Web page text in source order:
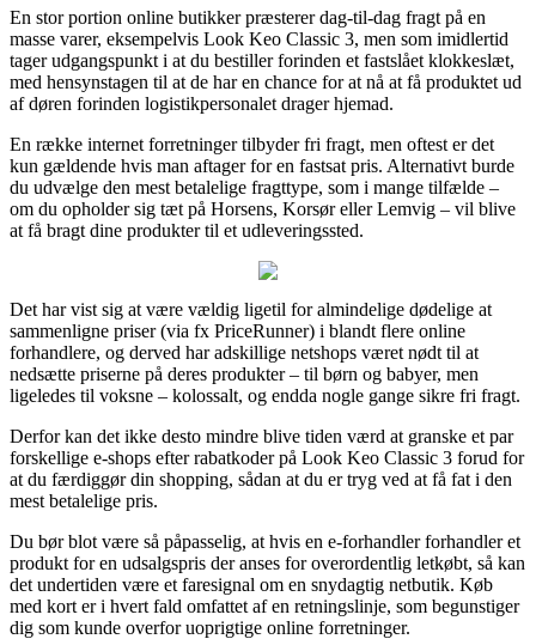
En stor portion online butikker præsterer dag-til-dag fragt på en
masse varer, eksempelvis Look Keo Classic 3, men som imidlertid
tager udgangspunkt i at du bestiller forinden et fastslået klokkeslæt,
med hensynstagen til at de har en chance for at nå at få produktet ud
af døren forinden logistikpersonalet drager hjemad.
En række internet forretninger tilbyder fri fragt, men oftest er det
kun gældende hvis man aftager for en fastsat pris. Alternativt burde
du udvælge den mest betalelige fragttype, som i mange tilfælde –
om du opholder sig tæt på Horsens, Korsør eller Lemvig – vil blive
at få bragt dine produkter til et udleveringssted.
Det har vist sig at være vældig ligetil for almindelige dødelige at
sammenligne priser (via fx PriceRunner) i blandt flere online
forhandlere, og derved har adskillige netshops været nødt til at
nedsætte priserne på deres produkter – til børn og babyer, men
ligeledes til voksne – kolossalt, og endda nogle gange sikre fri fragt.
Derfor kan det ikke desto mindre blive tiden værd at granske et par
forskellige e-shops efter rabatkoder på Look Keo Classic 3 forud for
at du færdiggør din shopping, sådan at du er tryg ved at få fat i den
mest betalelige pris.
Du bør blot være så påpasselig, at hvis en e-forhandler forhandler et
produkt for en udsalgspris der anses for overordentlig letkøbt, så kan
det undertiden være et faresignal om en snydagtig netbutik. Køb
med kort er i hvert fald omfattet af en retningslinje, som begunstiger
dig som kunde overfor uoprigtige online forretninger.